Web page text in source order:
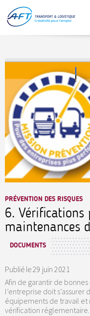
contenu
principal
PRÉVENTION DES RISQUES
6. Vérifications
maintenances
DOCUMENTS
Publié le29 juin 2021
Afin de garantir de
l’entreprise doit
équipements de travail et
vérification réglementaire.